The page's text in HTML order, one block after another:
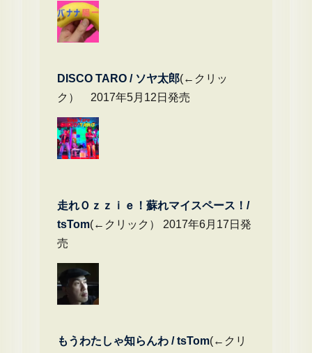
DISCO TARO / ソヤ太郎(←クリッ
ク） 2017年5月12日発売
走れＯｚｚｉｅ！蘇れマイスペース！/
tsTom(←クリック） 2017年6月17日発
売
もうわたしゃ知らんわ / tsTom(←クリ